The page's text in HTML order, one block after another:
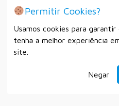
Permitir Cookies?
Usamos cookies para garantir
tenha a melhor experiência
site.
Negar